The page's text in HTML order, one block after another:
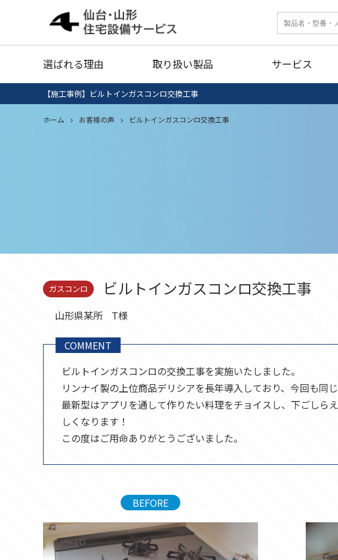
選ばれる理由 取り扱い製品
給湯器
サービス
【施工事例】ビルトインガスコンロ交換工事
ホーム お客様の声 ビルトインガスコンロ交換工事
ガスコンロ ビルトインガスコンロ交換工事
山形県某所 T様
COMMENT
ビルトインガスコンロの交換工事を実施いたしました。
リンナイ製の上位商品デリシアを長年導入しており、今回も同
最新型はアプリを通して作りたい料理をチョイスし、下ごしら
しくなります！
この度はご用命ありがとうございました。
BEFORE
給湯器
IHクッキング
給湯器清掃・点検 ホームタンク